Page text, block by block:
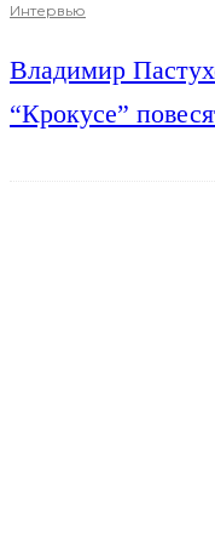
Интервью
Владимир
“Крокусе”